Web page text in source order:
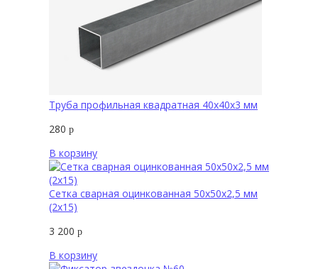
Труба профильная квадратная 40х40х3 мм
280 р
В корзину
Сетка сварная оцинкованная 50х50х2,5 мм
(2х15)
3 200 р
В корзину